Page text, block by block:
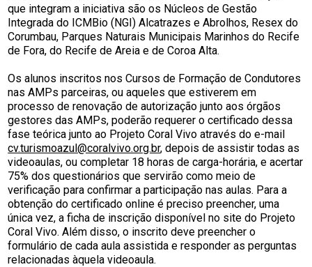
que integram a iniciativa são os Núcleos de Gestão
Integrada do ICMBio (NGI) Alcatrazes e Abrolhos, Resex do
Corumbau, Parques Naturais Municipais Marinhos do Recife
de Fora, do Recife de Areia e de Coroa Alta.
Os alunos inscritos nos Cursos de Formação de Condutores
nas AMPs parceiras, ou aqueles que estiverem em
processo de renovação de autorização junto aos órgãos
gestores das AMPs, poderão requerer o certificado dessa
fase teórica junto ao Projeto Coral Vivo através do e-mail
cv.turismoazul@coralvivo.org.br, depois de assistir todas as
videoaulas, ou completar 18 horas de carga-horária, e acertar
75% dos questionários que servirão como meio de
verificação para confirmar a participação nas aulas. Para a
obtenção do certificado online é preciso preencher, uma
única vez, a ficha de inscrição disponível no site do Projeto
Coral Vivo. Além disso, o inscrito deve preencher o
formulário de cada aula assistida e responder as perguntas
relacionadas àquela videoaula.